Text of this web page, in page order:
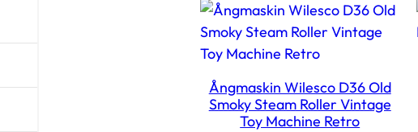
Ångmaskin Wilesco D36 Old
Smoky Steam Roller Vintage
Toy Machine Retro